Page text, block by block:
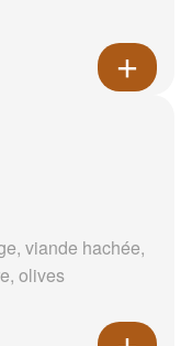
viande hachée,
olives